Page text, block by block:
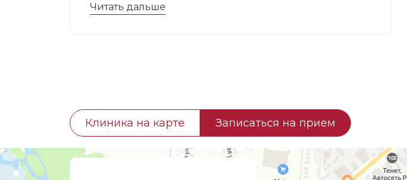
Читать дальше
Клиника на карте Записаться на прием